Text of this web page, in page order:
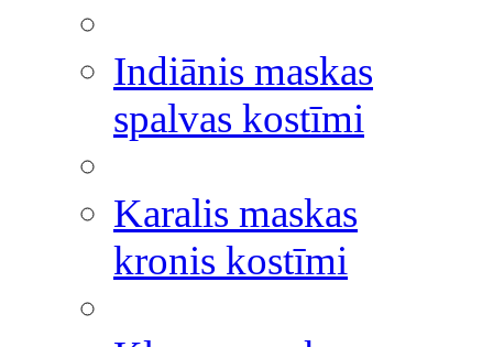
Indiānis maskas
spalvas kostīmi
Karalis maskas
kronis kostīmi